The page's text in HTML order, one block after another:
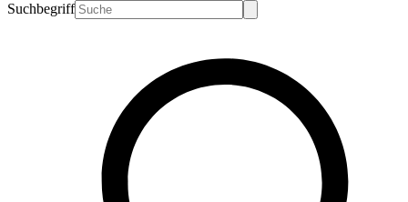
Suchbegriff